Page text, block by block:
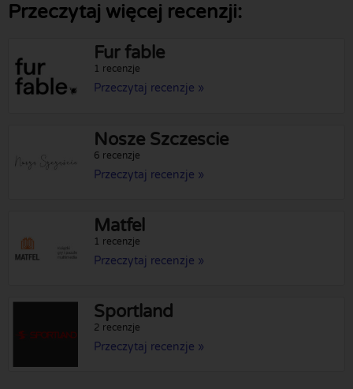
Przeczytaj więcej recenzji:
Fur fable
1 recenzje
Przeczytaj recenzje »
Nosze Szczescie
6 recenzje
Przeczytaj recenzje »
Matfel
1 recenzje
Przeczytaj recenzje »
Sportland
2 recenzje
Przeczytaj recenzje »